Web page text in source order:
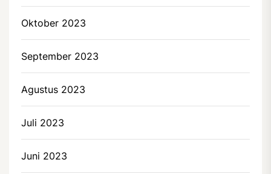
Oktober 2023
September 2023
Agustus 2023
Juli 2023
Juni 2023